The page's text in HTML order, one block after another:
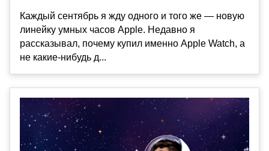
Каждый сентябрь я жду одного и того же — новую
линейку умных часов Apple. Недавно я
рассказывал, почему купил именно Apple Watch, а
не какие-нибудь д...